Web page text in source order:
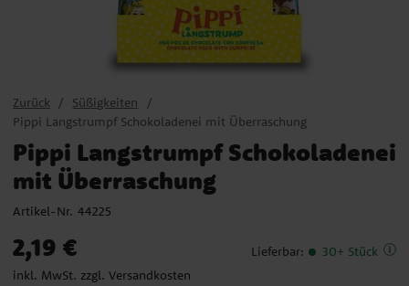
Zurück
Süßigkeiten
Pippi Langstrumpf Schokoladenei mit Überraschung
Pippi Langstrumpf Schokoladenei
mit Überraschung
Artikel-Nr. 44225
Preis:2,19 €
2,19 €
inkl. MwSt. zzgl. Versandkosten
Lieferbar: 30+ Stück